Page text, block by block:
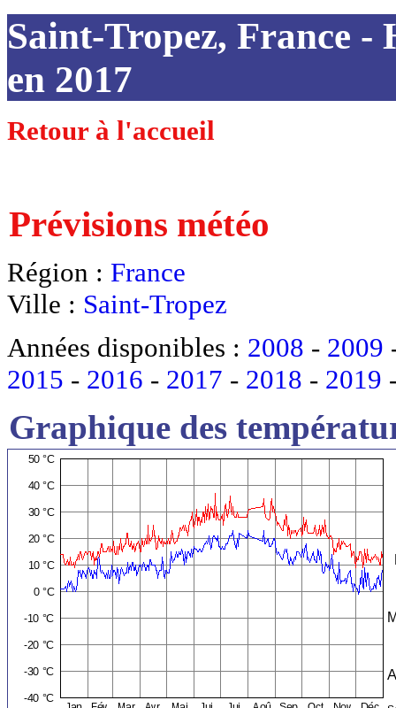
Saint-Tropez, France -
en 2017
Retour à l'accueil
Prévisions météo
Région : France
Ville : Saint-Tropez
Années disponibles : 2008 - 2009
2015 - 2016 - 2017 - 2018 - 2019
Graphique des